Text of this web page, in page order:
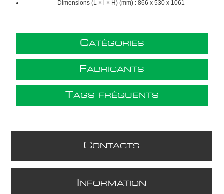
Dimensions (L × l × H) (mm) : 866 x 530 x 1061
CATÉGORIES
FABRICANTS
TAGS FRÉQUENTS
CONTACTS
NFORMATION